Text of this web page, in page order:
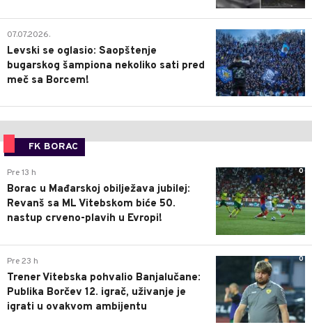
1
07.07.2026.
Levski se oglasio: Saopštenje
bugarskog šampiona nekoliko sati pred
meč sa Borcem!
FK BORAC
0
Pre 13 h
Borac u Mađarskoj obilježava jubilej:
Revanš sa ML Vitebskom biće 50.
nastup crveno-plavih u Evropi!
0
Pre 23 h
Trener Vitebska pohvalio Banjalučane:
Publika Borčev 12. igrač, uživanje je
igrati u ovakvom ambijentu